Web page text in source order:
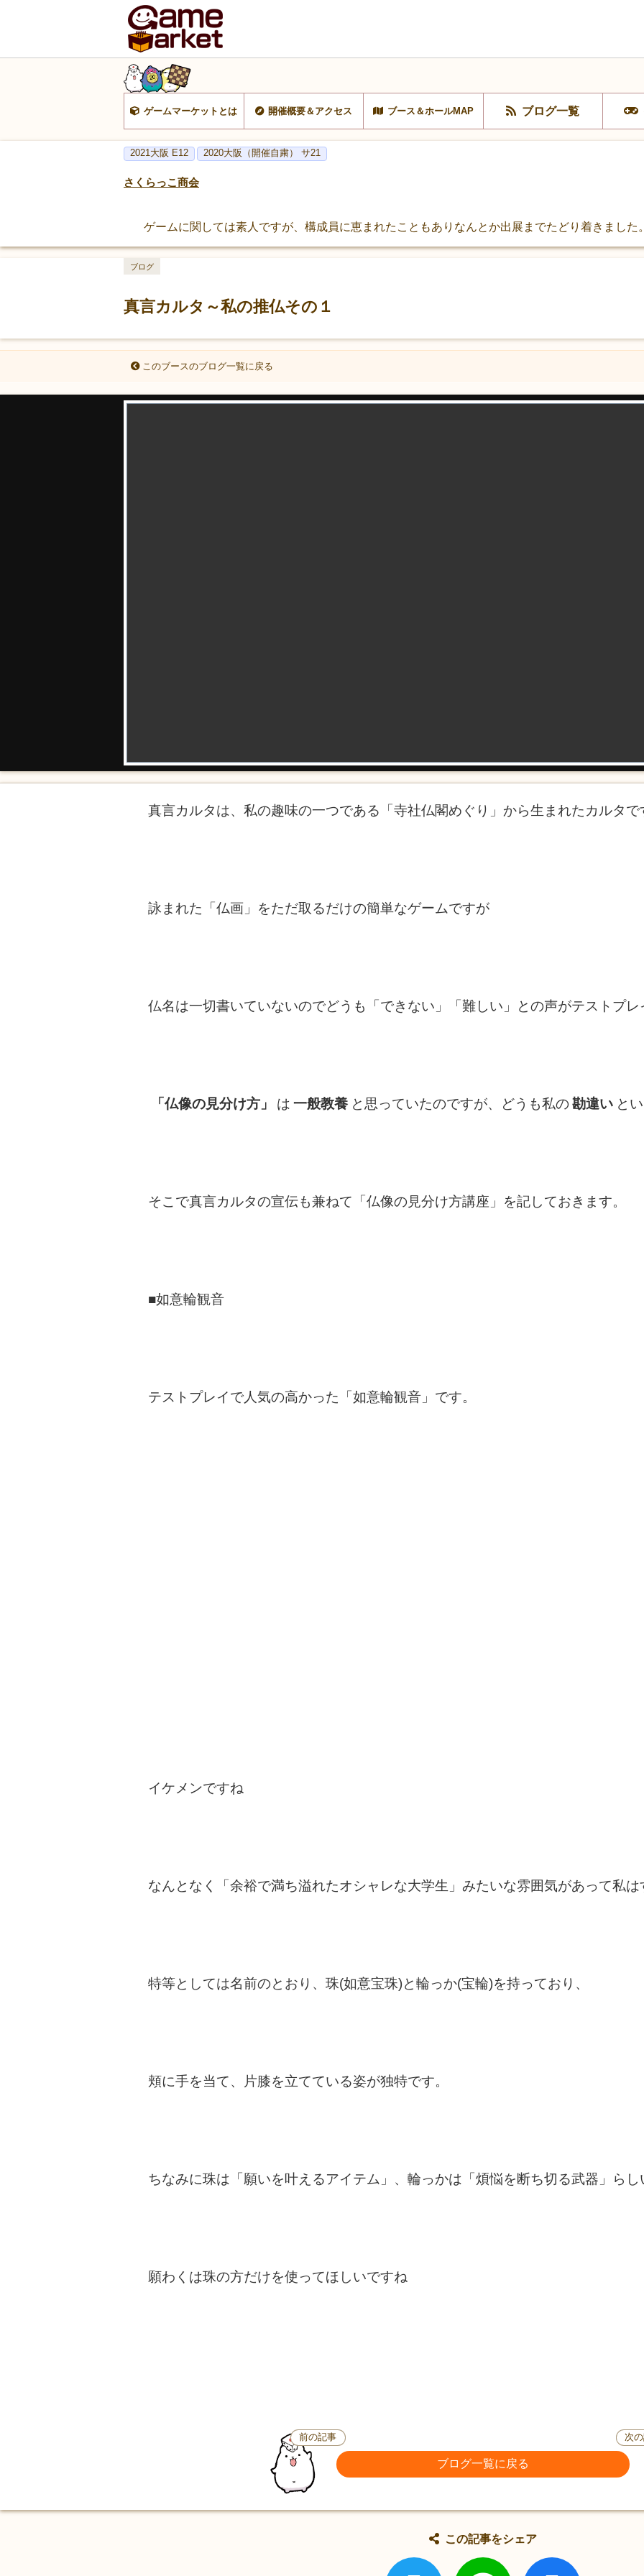
ゲームマーケットとは 開催概要＆アクセス ブース＆ホールMAP ブログ一覧
2021大阪 E12 2020大阪（開催自粛） サ21
さくらっこ商会
ゲームに関しては素人ですが、構成員に恵まれたこともありなんとか出展までたどり着きました
真言カルタ～私の推仏その１
ブログ
このブースのブログ一覧に戻る
真言カルタは、私の趣味の一つである「寺社仏閣めぐり」から生まれたカルタで
詠まれた「仏画」をただ取るだけの簡単なゲームですが
仏名は一切書いていないのでどうも「できない」「難しい」との声がテストプ
「仏像の見分け方」 は 一般教養 と思っていたのですが、どうも私の 勘違い と
そこで真言カルタの宣伝も兼ねて「仏像の見分け方講座」を記しておきます。
■如意輪観音
テストプレイで人気の高かった「如意輪観音」です。
イケメンですね
なんとなく「余裕で満ち溢れたオシャレな大学生」みたいな雰囲気があって私
特等としては名前のとおり、珠(如意宝珠)と輪っか(宝輪)を持っており、
頬に手を当て、片膝を立てている姿が独特です。
ちなみに珠は「願いを叶えるアイテム」、輪っかは「煩悩を断ち切る武器」らし
願わくは珠の方だけを使ってほしいですね
前の記事
ブログ一覧に戻る
次
この記事をシェア